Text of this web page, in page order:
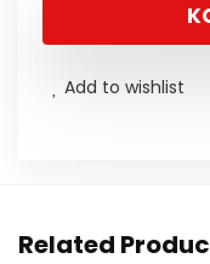
Add to wishlist
Related